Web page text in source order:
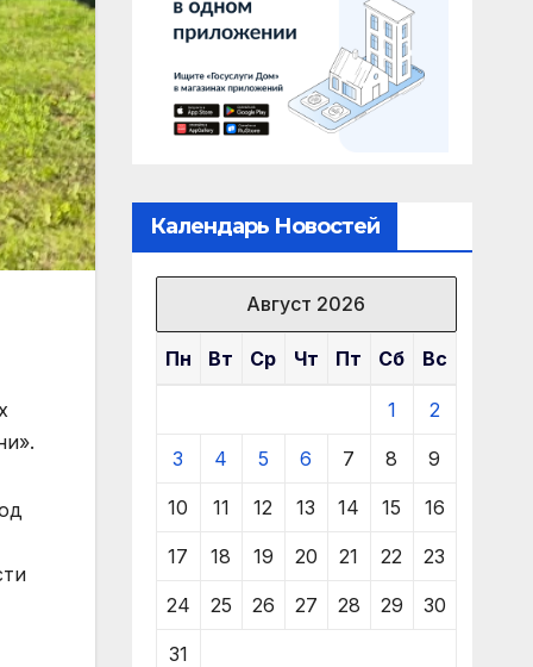
Календарь Новостей
Август 2026
Пн Вт Ср Чт Пт Сб Вс
1 2
3 4 5 6 7 8 9
10 11 12 13 14 15 16
17 18 19 20 21 22 23
24 25 26 27 28 29 30
31